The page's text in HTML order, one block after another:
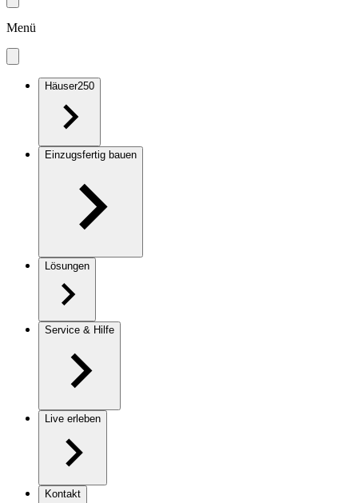
Menü
Häuser250
Einzugsfertig bauen
Lösungen
Service & Hilfe
Live erleben
Kontakt